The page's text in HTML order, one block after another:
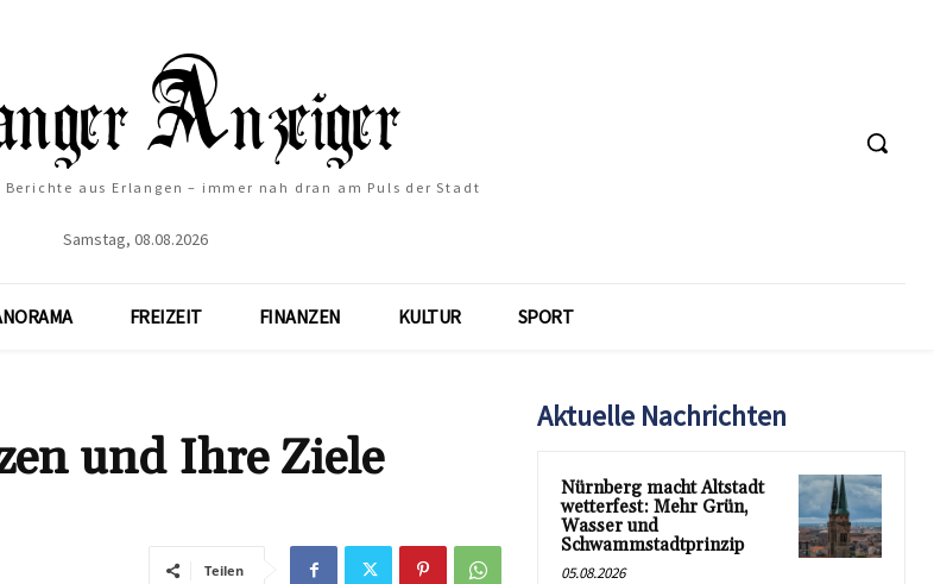
aus Erlangen – immer nah dran am Puls der Stadt
Samstag, 08.08.2026
FREIZEIT FINANZEN KULTUR SPORT
und Ihre Ziele
Teilen
Aktuelle Nachrichten
Nürnberg macht Altstadt
wetterfest: Mehr Grün,
Wasser und
Schwammstadtprinzip
05.08.2026